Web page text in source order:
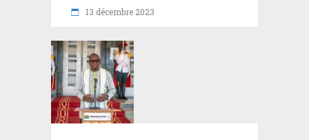
13 décembre 2023